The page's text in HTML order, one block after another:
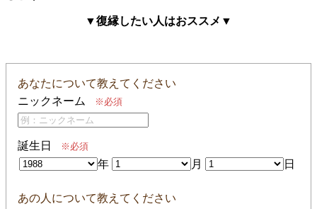
▼復縁したい人はおススメ▼
あなたについて教えてください
ニックネーム ※必須
誕生日 ※必須
年 月 日
あの人について教えてください